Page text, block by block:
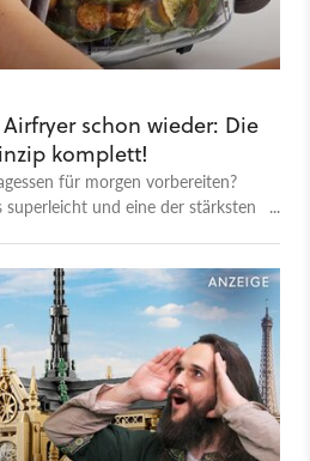
schon wieder: Die
komplett!
für morgen vorbereiten?
und eine der stärksten